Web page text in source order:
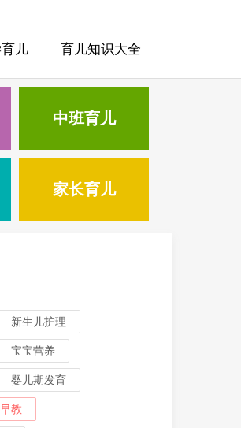
儿 育儿知识大全
中班育儿
家长育儿
新生儿护理
宝宝营养
婴儿期发育
早教